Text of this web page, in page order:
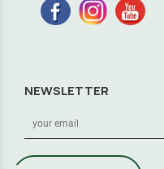
NEWSLETTER